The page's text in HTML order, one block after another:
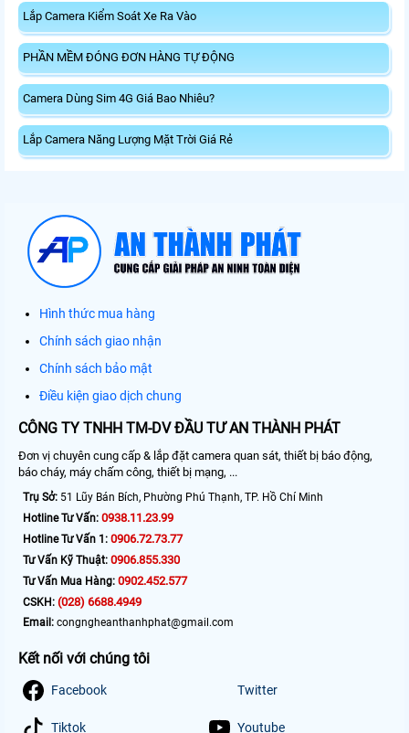
Lắp Camera Kiểm Soát Xe Ra Vào
PHẦN MỀM ĐÓNG ĐƠN HÀNG TỰ ĐỘNG
Camera Dùng Sim 4G Giá Bao Nhiêu?
Lắp Camera Năng Lượng Mặt Trời Giá Rẻ
Hình thức mua hàng
Chính sách giao nhận
Chính sách bảo mật
Điều kiện giao dịch chung
CÔNG TY TNHH TM-DV ĐẦU TƯ AN THÀNH PHÁT
Đơn vị chuyên cung cấp & lắp đặt camera quan sát, thiết bị báo động,
báo cháy, máy chấm công, thiết bị mạng, ...
Trụ Sở: 51 Lũy Bán Bích, Phường Phú Thạnh, TP. Hồ Chí Minh
Hotline Tư Vấn: 0938.11.23.99
Hotline Tư Vấn 1: 0906.72.73.77
Tư Vấn Kỹ Thuật: 0906.855.330
Tư Vấn Mua Hàng: 0902.452.577
CSKH: (028) 6688.4949
Email: congngheanthanhphat@gmail.com
Kết nối với chúng tôi
Facebook Twitter
Tiktok Youtube